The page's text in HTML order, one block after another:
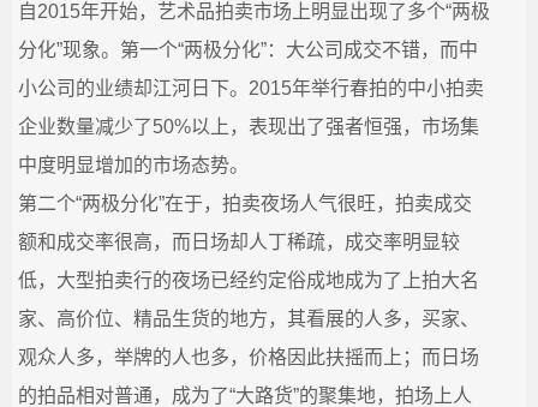
自2015年开始，艺术品拍卖市场上明显出现了多个“两极
分化”现象。第一个“两极分化”：大公司成交不错，而中
小公司的业绩却江河日下。2015年举行春拍的中小拍卖
企业数量减少了50%以上，表现出了强者恒强，市场集
中度明显增加的市场态势。
第二个“两极分化”在于，拍卖夜场人气很旺，拍卖成交
额和成交率很高，而日场却人丁稀疏，成交率明显较
低，大型拍卖行的夜场已经约定俗成地成为了上拍大名
家、高价位、精品生货的地方，其看展的人多，买家、
观众人多，举牌的人也多，价格因此扶摇而上；而日场
的拍品相对普通，成为了“大路货”的聚集地，拍场上人